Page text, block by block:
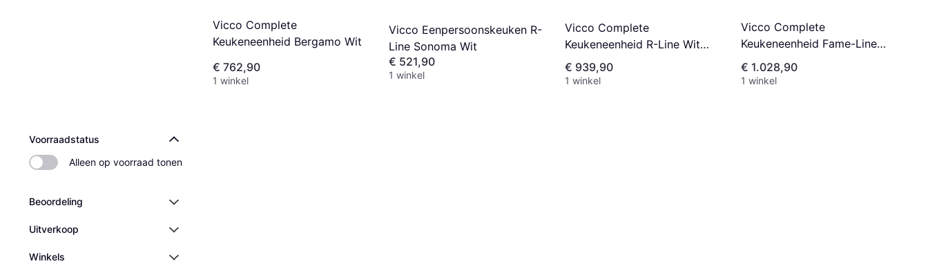
Voorraadstatus
Alleen op voorraad tonen
Beoordeling
Uitverkoop
Winkels
Vicco Complete
Keukeneenheid Bergamo Wit
€ 762,90
1 winkel
Vicco Eenpersoonskeuken R-
Line Sonoma Wit
€ 521,90
1 winkel
Vicco Complete
Keukeneenheid R-Line Wit
Hoogglans Wit
€ 939,90
1 winkel
Vicco Complete
Keukeneenheid Fame-Line
Groen-Goud Land Power Eik
€ 1.028,90
1 winkel